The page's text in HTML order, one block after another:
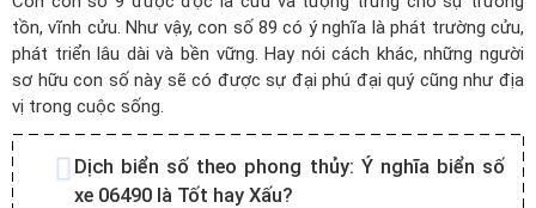
tồn, vĩnh cửu. Như vậy, con số 89 có ý nghĩa là phát trường cửu,
phát triển lâu dài và bền vững. Hay nói cách khác, những người
sơ hữu con số này sẽ có được sự đại phú đại quý cũng như địa
vị trong cuộc sống.
Dịch biển số theo phong thủy: Ý nghĩa biển số
xe 06490 là Tốt hay Xấu?